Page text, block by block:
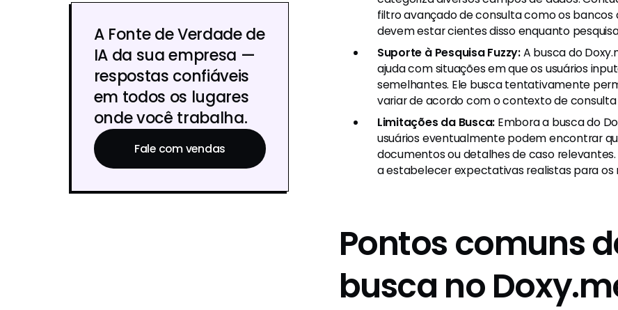
A Fonte de Verdade de
IA da sua empresa —
respostas confiáveis
em todos os lugares
onde você trabalha.
Fale com vendas
filtro avançado de consulta como os bancos
devem estar cientes disso enquanto
Suporte à Pesquisa Fuzzy:A busca do
ajuda com situações em que os usuários
semelhantes. Ele busca tentativamente
variar de acordo com o contexto de
Limitações da Busca: Embora a busca do
usuários eventualmente podem encontrar
documentos ou detalhes de caso
a estabelecer expectativas realistas para os
Pontos comuns
busca no